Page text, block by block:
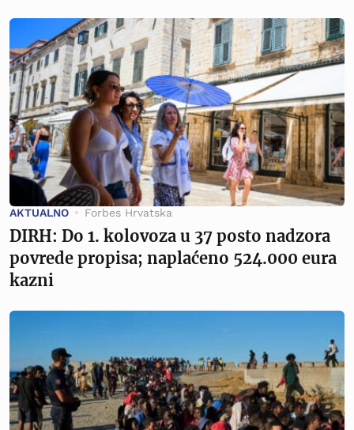
AKTUALNO Forbes Hrvatska
DIRH: Do 1. kolovoza u 37 posto nadzora
povrede propisa; naplaćeno 524.000 eura
kazni